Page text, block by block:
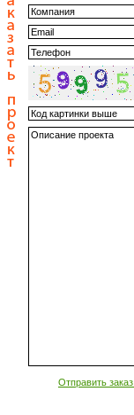
Отправить заказ